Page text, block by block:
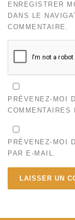
ENREGISTRER
DANS LE
COMMENTAIRE.
PRÉVENEZ-MOI
COMMENTAIRES
PRÉVENEZ-MOI
PAR E-MAIL.